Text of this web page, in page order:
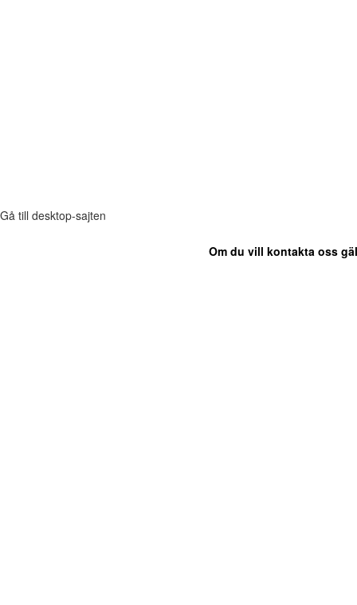
Gå till desktop-sajten
Om du vill kontakta oss